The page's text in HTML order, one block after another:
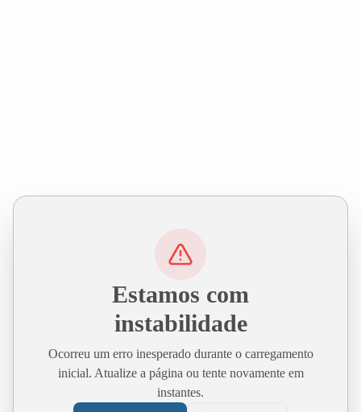
Estamos com
instabilidade
Ocorreu um erro inesperado durante o carregamento
inicial. Atualize a página ou tente novamente em
instantes.